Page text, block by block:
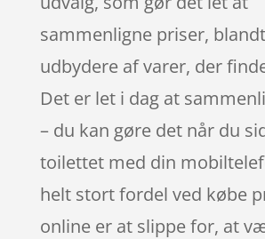
sammenligne priser,
udbydere af varer, der
Det er let i dag at
– du kan gøre det når du
toilettet med din
helt stort fordel ved købe
online er at slippe for, at